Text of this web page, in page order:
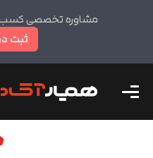
مشاوره تخصصی
ثبت